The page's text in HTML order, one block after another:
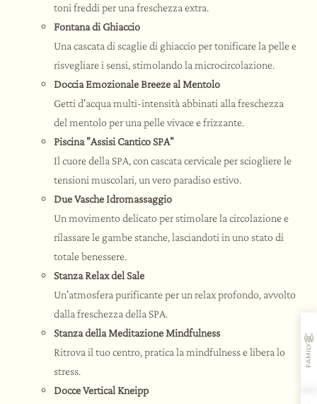
toni freddi per una freschezza extra.
Fontana di Ghiaccio
Una cascata di scaglie di ghiaccio per tonificare la pelle e
risvegliare i sensi, stimolando la microcircolazione.
Doccia Emozionale Breeze al Mentolo
Getti d'acqua multi-intensità abbinati alla freschezza
del mentolo per una pelle vivace e frizzante.
Piscina "Assisi Cantico SPA"
Il cuore della SPA, con cascata cervicale per sciogliere le
tensioni muscolari, un vero paradiso estivo.
Due Vasche Idromassaggio
Un movimento delicato per stimolare la circolazione e
rilassare le gambe stanche, lasciandoti in uno stato di
totale benessere.
Stanza Relax del Sale
Un'atmosfera purificante per un relax profondo, avvolto
dalla freschezza della SPA.
Stanza della Meditazione Mindfulness
Ritrova il tuo centro, pratica la mindfulness e libera lo
stress.
Docce Vertical Kneipp
FAMILY